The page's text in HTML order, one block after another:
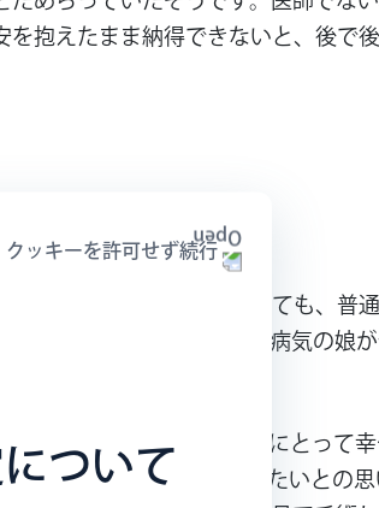
ついて
クッキーを許可せず続行
抱えたまま納得できないと、後で
た。
てもどんな障がいであっても、普
いました。ただ主人は、病気の娘
が、それが本当に子どもにとって
この笑顔をずっと見続けたいとの思